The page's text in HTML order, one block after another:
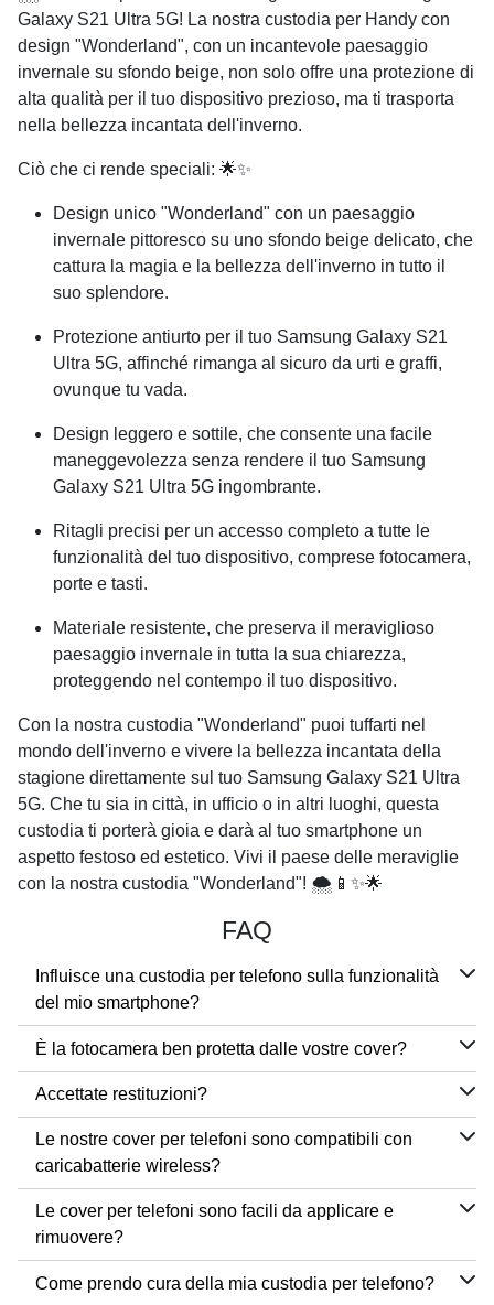
Galaxy S21 Ultra 5G! La nostra custodia per Handy con
design "Wonderland", con un incantevole paesaggio
invernale su sfondo beige, non solo offre una protezione di
alta qualità per il tuo dispositivo prezioso, ma ti trasporta
nella bellezza incantata dell'inverno.
Ciò che ci rende speciali: 🌟✨
Design unico "Wonderland" con un paesaggio
invernale pittoresco su uno sfondo beige delicato, che
cattura la magia e la bellezza dell'inverno in tutto il
suo splendore.
Protezione antiurto per il tuo Samsung Galaxy S21
Ultra 5G, affinché rimanga al sicuro da urti e graffi,
ovunque tu vada.
Design leggero e sottile, che consente una facile
maneggevolezza senza rendere il tuo Samsung
Galaxy S21 Ultra 5G ingombrante.
Ritagli precisi per un accesso completo a tutte le
funzionalità del tuo dispositivo, comprese fotocamera,
porte e tasti.
Materiale resistente, che preserva il meraviglioso
paesaggio invernale in tutta la sua chiarezza,
proteggendo nel contempo il tuo dispositivo.
Con la nostra custodia "Wonderland" puoi tuffarti nel
mondo dell'inverno e vivere la bellezza incantata della
stagione direttamente sul tuo Samsung Galaxy S21 Ultra
5G. Che tu sia in città, in ufficio o in altri luoghi, questa
custodia ti porterà gioia e darà al tuo smartphone un
aspetto festoso ed estetico. Vivi il paese delle meraviglie
con la nostra custodia "Wonderland"! 🌨️📱✨🌟
FAQ
Influisce una custodia per telefono sulla funzionalità
del mio smartphone?
È la fotocamera ben protetta dalle vostre cover?
Accettate restituzioni?
Le nostre cover per telefoni sono compatibili con
caricabatterie wireless?
Le cover per telefoni sono facili da applicare e
rimuovere?
Come prendo cura della mia custodia per telefono?